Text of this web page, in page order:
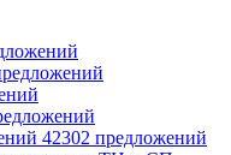
42302 предложений